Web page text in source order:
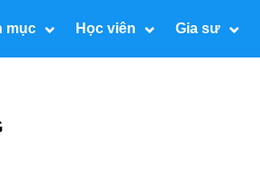
mục Học viên Gia sư